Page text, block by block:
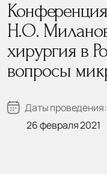
Н.О.
хирургия в
вопросы
Даты проведения:
26 февраля 2021